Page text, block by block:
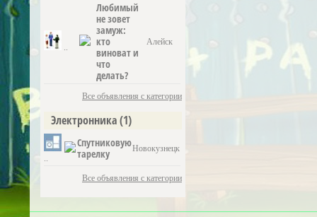
Любимый
не зовет
замуж:
кто
виноват и
что
делать?
Алейск
Все объявления с категории
Электронника(1)
..
Спутниковую
тарелку
Новокузнецк
Все объявления с категории